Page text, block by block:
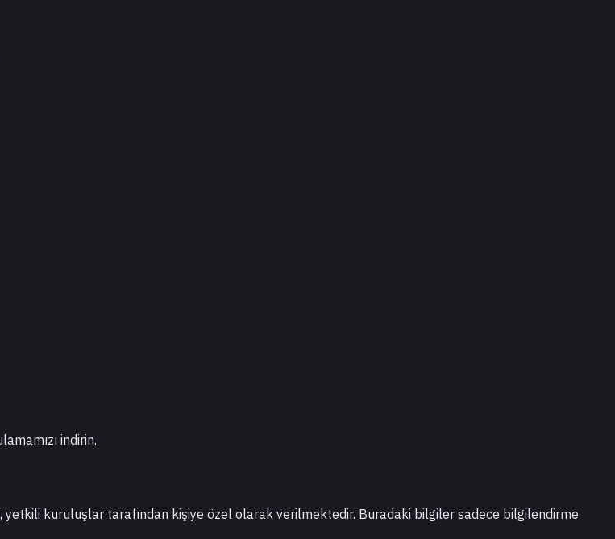
indirin.
yetkili kuruluşlar tarafından kişiye özel olarak verilmektedir. Buradaki bilgiler sadece bilgilendirme